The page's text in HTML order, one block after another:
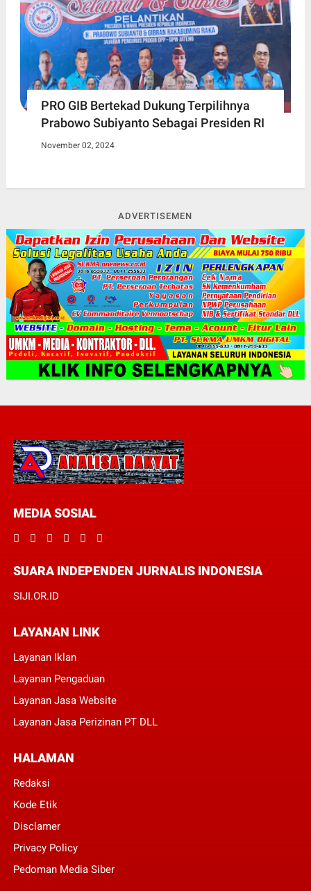
PRO GIB Bertekad Dukung Terpilihnya
Prabowo Subiyanto Sebagai Presiden RI
November 02, 2024
ADVERTISEMEN
MEDIA SOSIAL
SUARA INDEPENDEN JURNALIS INDONESIA
SIJI.OR.ID
LAYANAN LINK
Layanan Iklan
Layanan Pengaduan
Layanan Jasa Website
Layanan Jasa Perizinan PT DLL
HALAMAN
Redaksi
Kode Etik
Disclamer
Privacy Policy
Pedoman Media Siber